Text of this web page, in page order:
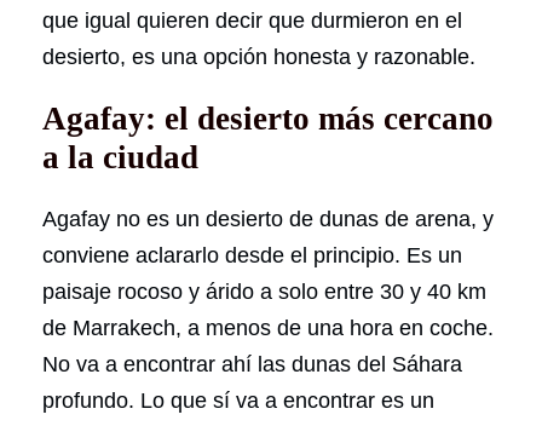
que igual quieren decir que durmieron en el
desierto, es una opción honesta y razonable.
Agafay: el desierto más cercano
a la ciudad
Agafay no es un desierto de dunas de arena, y
conviene aclararlo desde el principio. Es un
paisaje rocoso y árido a solo entre 30 y 40 km
de Marrakech, a menos de una hora en coche.
No va a encontrar ahí las dunas del Sáhara
profundo. Lo que sí va a encontrar es un